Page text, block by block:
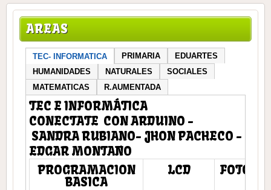
AREAS
TEC- INFORMATICA PRIMARIA
EDUARTES
HUMANIDADES
NATURALES
SOCIALES
MATEMATICAS
R.AUMENTADA
TEC E INFORMÁTICA
CONECTATE CON ARDUINO -
SANDRA RUBIANO- JHON PACHECO -
EDGAR MONTAÑO
PROGRAMACION
BASICA
LCD